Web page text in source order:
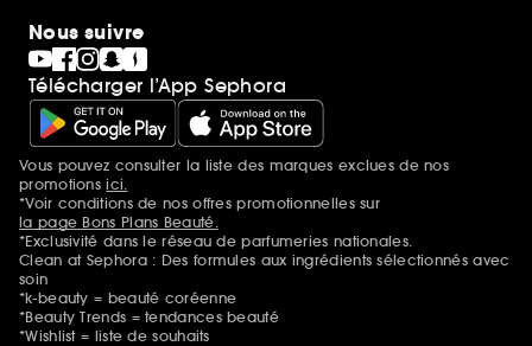
Nous suivre
Télécharger l’App Sephora
Mentions additionnelles
Vous pouvez consulter la liste des marques exclues de nos
promotionsici.
*Voir conditions de nos offres promotionnelles sur
la page Bons Plans Beauté.
*Exclusivité dans le réseau de parfumeries nationales.
Clean at Sephora : Des formules aux ingrédients sélectionnés avec
soin
*k-beauty = beauté coréenne
*Beauty Trends = tendances beauté
*Wishlist = liste de souhaits